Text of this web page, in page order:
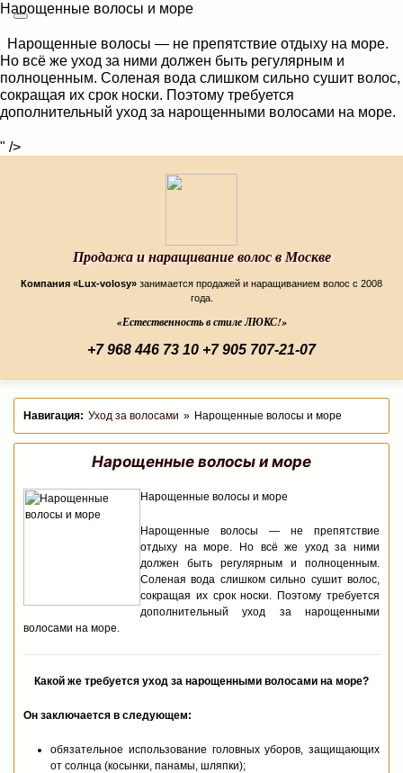
Нарощенные волосы и море
Нарощенные волосы — не препятствие отдыху на море.
Но всё же уход за ними должен быть регулярным и
полноценным. Соленая вода слишком сильно сушит волос,
сокращая их срок носки. Поэтому требуется
дополнительный уход за нарощенными волосами на море.
" />
Продажа и наращивание волос в Москве
Компания «Lux-volosy» занимается продажей и наращиванием волос с 2008
года.
«Естественность в стиле ЛЮКС!»
+7 968 446 73 10 +7 905 707-21-07
Уход за волосами Нарощенные волосы и море
Нарощенные волосы и море
Нарощенные волосы и море
Нарощенные волосы — не препятствие
отдыху на море. Но всё же уход за ними
должен быть регулярным и полноценным.
Соленая вода слишком сильно сушит волос,
сокращая их срок носки. Поэтому требуется
дополнительный уход за нарощенными
волосами на море.
Какой же требуется уход за нарощенными волосами на море?
Он заключается в следующем:
обязательное использование головных уборов, защищающих
от солнца (косынки, панамы, шляпки);